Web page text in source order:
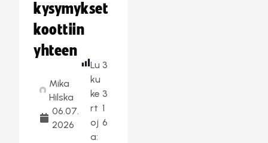
kysymykset
koottiin
yhteen
Mika
Hilska
06.07.
2026
Lu
ku
ke
rt
oj
a:
3
3
1
6